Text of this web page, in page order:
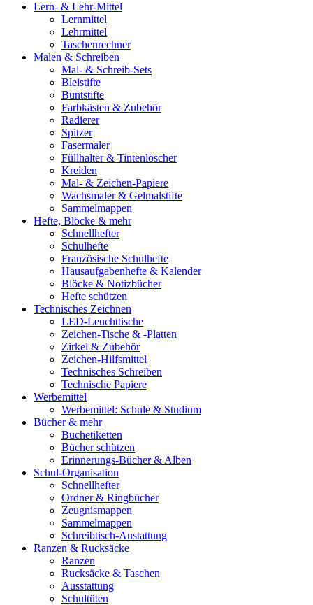
Lern- & Lehr-Mittel
Lernmittel
Lehrmittel
Taschenrechner
Malen & Schreiben
Mal- & Schreib-Sets
Bleistifte
Buntstifte
Farbkästen & Zubehör
Radierer
Spitzer
Fasermaler
Füllhalter & Tintenlöscher
Kreiden
Mal- & Zeichen-Papiere
Wachsmaler & Gelmalstifte
Sammelmappen
Hefte, Blöcke & mehr
Schnellhefter
Schulhefte
Französische Schulhefte
Hausaufgabenhefte & Kalender
Blöcke & Notizbücher
Hefte schützen
Technisches Zeichnen
LED-Leuchttische
Zeichen-Tische & -Platten
Zirkel & Zubehör
Zeichen-Hilfsmittel
Technisches Schreiben
Technische Papiere
Werbemittel
Werbemittel: Schule & Studium
Bücher & mehr
Buchetiketten
Bücher schützen
Erinnerungs-Bücher & Alben
Schul-Organisation
Schnellhefter
Ordner & Ringbücher
Zeugnismappen
Sammelmappen
Schreibtisch-Austattung
Ranzen & Rucksäcke
Ranzen
Rucksäcke & Taschen
Ausstattung
Schultüten